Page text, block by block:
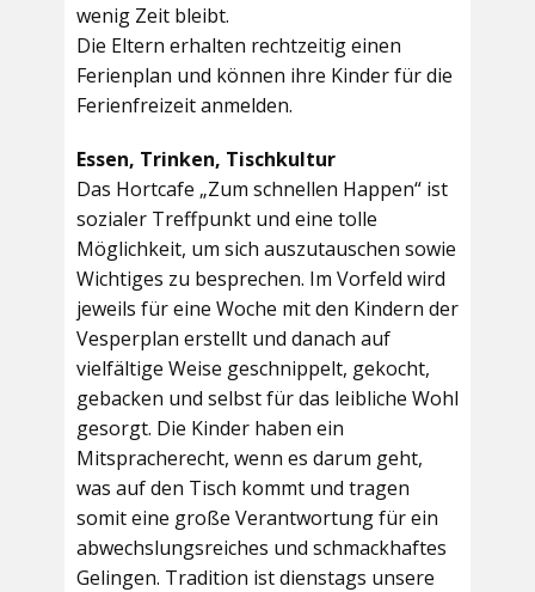
wenig Zeit bleibt.
Die Eltern erhalten rechtzeitig einen
Ferienplan und können ihre Kinder für die
Ferienfreizeit anmelden.
Essen, Trinken, Tischkultur
Das Hortcafe „Zum schnellen Happen“ ist
sozialer Treffpunkt und eine tolle
Möglichkeit, um sich auszutauschen sowie
Wichtiges zu besprechen. Im Vorfeld wird
jeweils für eine Woche mit den Kindern der
Vesperplan erstellt und danach auf
vielfältige Weise geschnippelt, gekocht,
gebacken und selbst für das leibliche Wohl
gesorgt. Die Kinder haben ein
Mitspracherecht, wenn es darum geht,
was auf den Tisch kommt und tragen
somit eine große Verantwortung für ein
abwechslungsreiches und schmackhaftes
Gelingen. Tradition ist dienstags unsere